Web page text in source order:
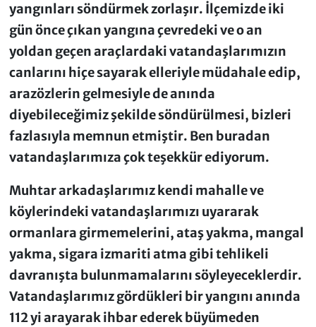
yangınları söndürmek zorlaşır. İlçemizde iki
gün önce çıkan yangına çevredeki ve o an
yoldan geçen araçlardaki vatandaşlarımızın
canlarını hiçe sayarak elleriyle müdahale edip,
arazözlerin gelmesiyle de anında
diyebileceğimiz şekilde söndürülmesi, bizleri
fazlasıyla memnun etmiştir. Ben buradan
vatandaşlarımıza çok teşekkür ediyorum.
Muhtar arkadaşlarımız kendi mahalle ve
köylerindeki vatandaşlarımızı uyararak
ormanlara girmemelerini, ataş yakma, mangal
yakma, sigara izmariti atma gibi tehlikeli
davranışta bulunmamalarını söyleyeceklerdir.
Vatandaşlarımız gördükleri bir yangını anında
112 yi arayarak ihbar ederek büyümeden